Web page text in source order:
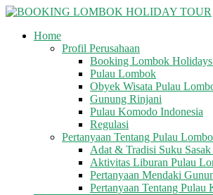
Skip
content
BOOKING
LOMBOK
Home
Profil Perusahaan
Booking Lombok
Pulau Lombok
Obyek Wisata Pulau
Gunung Rinjani
Pulau Komodo Indonesia
Regulasi
Pertanyaan Tentang Pulau
Adat & Tradisi Suku
Aktivitas Liburan Pulau
Pertanyaan Mendaki
Pertanyaan Tentang Pulau